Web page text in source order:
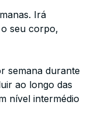
Irá
seu corpo,
semana durante
ao longo das
nível intermédio